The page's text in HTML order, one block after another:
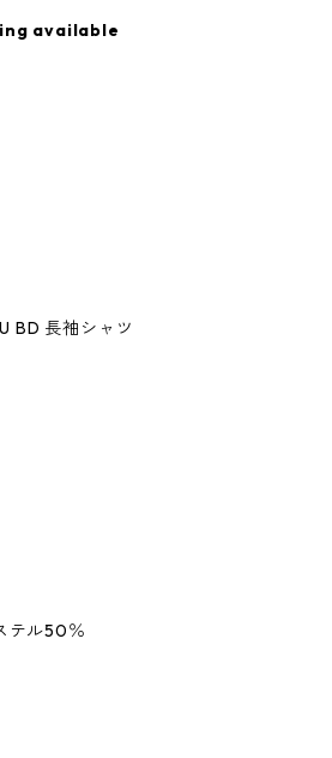
available
BD 長袖シャツ
テル50％